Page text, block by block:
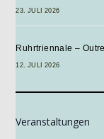
23. JULI 2026
Ruhrtriennale –
12. JULI 2026
Veranstaltungen